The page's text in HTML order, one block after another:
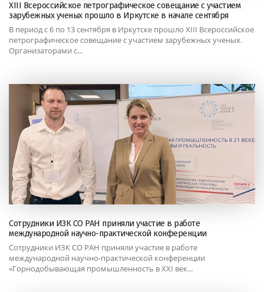
XIII Всероссийское петрографическое совещание с участием
зарубежных ученых прошло в Иркутске в начале сентября
В период с 6 по 13 сентября в Иркутске прошло XIII Всероссийское
петрографическое совещание с участием зарубежных ученых.
Организаторами с...
Сотрудники ИЗК СО РАН приняли участие в работе
международной научно-практической конференции
Сотрудники ИЗК СО РАН приняли участие в работе
международной научно-практической конференции
«Горнодобывающая промышленность в XXI век...